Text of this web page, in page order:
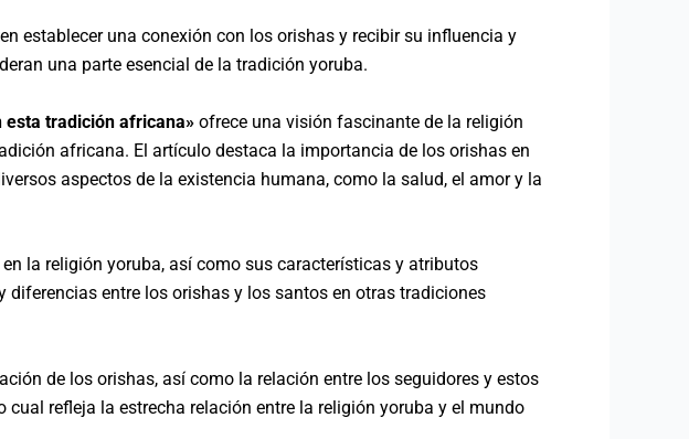
establecer una conexión con los orishas y recibir su influencia y
una parte esencial de la tradición yoruba.
esta tradición africana» ofrece una visión fascinante de la religión
africana. El artículo destaca la importancia de los orishas en
aspectos de la existencia humana, como la salud, el amor y la
la religión yoruba, así como sus características y atributos
entre los orishas y los santos en otras tradiciones
de los orishas, así como la relación entre los seguidores y estos
refleja la estrecha relación entre la religión yoruba y el mundo